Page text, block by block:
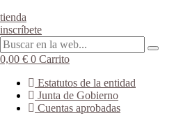
tienda
inscríbete
0,00 € 0 Carrito
Estatutos de la entidad
Junta de Gobierno
Cuentas aprobadas